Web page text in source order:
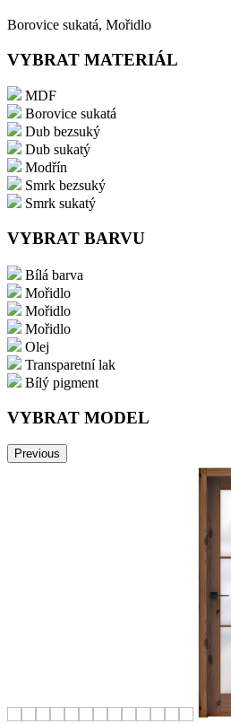
Borovice sukatá, Mořidlo
VYBRAT MATERIÁL
MDF
Borovice sukatá
Dub bezsuký
Dub sukatý
Modřín
Smrk bezsuký
Smrk sukatý
VYBRAT BARVU
Bílá barva
Mořidlo
Mořidlo
Mořidlo
Olej
Transparetní lak
Bílý pigment
VYBRAT MODEL
Previous